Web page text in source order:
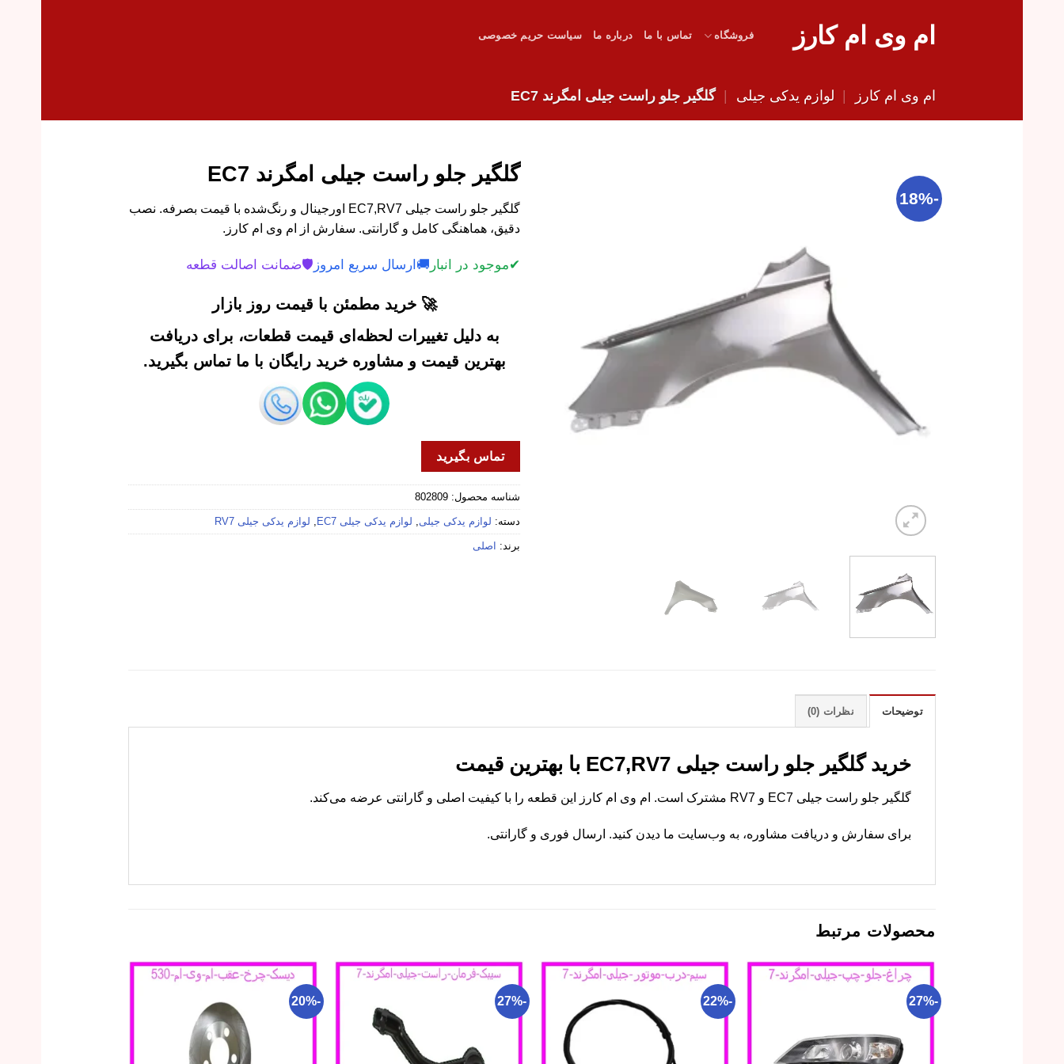
ام وی ام کارز فروشگاه تماس با ما درباره ما سیاست حریم خصوصی
ام وی ام کارز | لوازم یدکی جیلی | گلگیر جلو راست جیلی امگرند EC7
-18%
گلگیر جلو راست جیلی امگرند EC7
گلگیر جلو راست جیلی EC7,RV7 اورجینال و رنگ‌شده با قیمت بصرفه. نصب
دقیق، هماهنگی کامل و گارانتی. سفارش از ام وی ام کارز.
✔موجود در انبار 🚚 ارسال سریع امروز 🛡️ضمانت اصالت قطعه
🚀 خرید مطمئن با قیمت روز بازار
به دلیل تغییرات لحظه‌ای قیمت قطعات، برای دریافت
بهترین قیمت و مشاوره خرید رایگان با ما تماس بگیرید.
تماس بگیرید
شناسه محصول: 802809
دسته: لوازم یدکی جیلی لوازم یدکی جیلی EC7 لوازم یدکی جیلی RV7
برند: اصلی
توضیحات نظرات (0)
خرید گلگیر جلو راست جیلی EC7,RV7 با بهترین قیمت
گلگیر جلو راست جیلی EC7 و RV7 مشترک است. ام وی ام کارز این قطعه را با کیفیت اصلی و گارانتی عرضه می‌کند.
برای سفارش و دریافت مشاوره، به وب‌سایت ما دیدن کنید. ارسال فوری و گارانتی.
محصولات مرتبط
-27%
-22%
-27%
-20%